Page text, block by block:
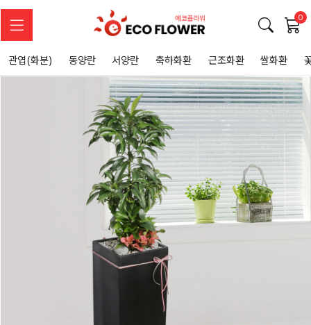
0
관엽(화분) 동양란 서양란 축하화환 근조화환 쌀화환